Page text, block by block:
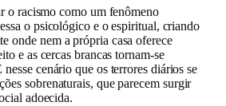
o racismo como um fenômeno
o psicológico e o espiritual, criando
onde nem a própria casa oferece
e as cercas brancas tornam-se
cenário que os terrores diários se
sobrenaturais, que parecem surgir
adoecida.